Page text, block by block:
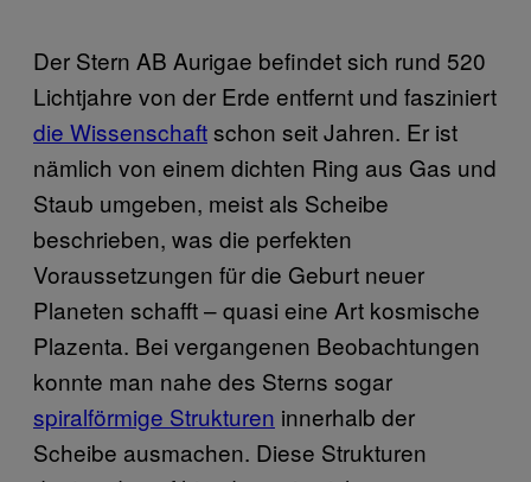
Der Stern AB Aurigae befindet sich rund 520
Lichtjahre von der Erde entfernt und fasziniert
die Wissenschaftschon seit Jahren. Er ist
nämlich von einem dichten Ring aus Gas und
Staub umgeben, meist als Scheibe
beschrieben, was die perfekten
Voraussetzungen für die Geburt neuer
Planeten schafft – quasi eine Art kosmische
Plazenta. Bei vergangenen Beobachtungen
konnte man nahe des Sterns sogar
spiralförmige Strukturen innerhalb der
Scheibe ausmachen. Diese Strukturen